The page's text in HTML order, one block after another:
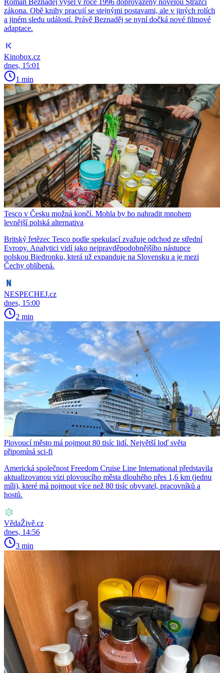
Román Beznaděj vyšel v roce 1996 doprovázený novelou Strážci
zákona. Obě knihy pracují se stejnými postavami, ale v jiných rolích
a jiném sledu událostí. Právě Beznaděj se nyní dočká nové filmové
adaptace.
Kinobox.cz
dnes, 15:01
1 min
Tesco v Česku možná končí. Mohla by ho nahradit mnohem
levnější polská alternativa
Britský řetězec Tesco podle spekulací zvažuje odchod ze střední
Evropy. Analytici vidí jako nejpravděpodobnějšího nástupce
polskou Biedronku, která už expanduje na Slovensku a je mezi
Čechy oblíbená.
NESPECHEJ.cz
dnes, 15:00
2 min
Plovoucí město má pojmout 80 tisíc lidí. Největší loď světa
připomíná sci-fi
Americká společnost Freedom Cruise Line International představila
aktualizovanou vizi plovoucího města dlouhého přes 1,6 km (jednu
míli), které má pojmout více než 80 tisíc obyvatel, pracovníků a
hostů.
VědaŽivě.cz
dnes, 14:56
3 min